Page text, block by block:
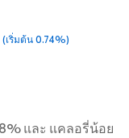
(เริ่มต้น 0.74%)
และ แคลอรี่น้อย